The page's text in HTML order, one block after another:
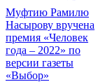
Муфтию Рамилю
Насырову вручена
премия «Человек
года – 2022» по
версии газеты
«Выбор»